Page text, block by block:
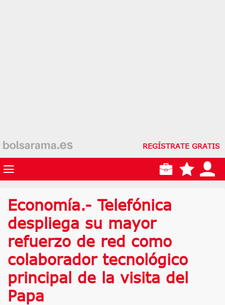
REGÍSTRATE GRATIS
Economía.- Telefónica
despliega su mayor
refuerzo de red como
colaborador tecnológico
principal de la visita del
Papa